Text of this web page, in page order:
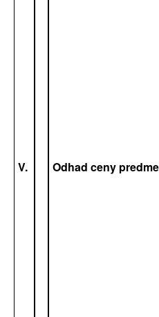
V. Odhad ceny